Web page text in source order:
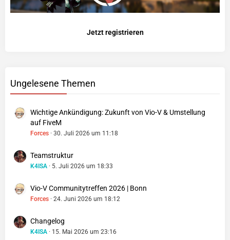
Jetzt registrieren
Ungelesene Themen
Wichtige Ankündigung: Zukunft von Vio-V & Umstellung
auf FiveM
Forces 30. Juli 2026 um 11:18
Teamstruktur
K4ISA 5. Juli 2026 um 18:33
Vio-V Communitytreffen 2026 | Bonn
Forces 24. Juni 2026 um 18:12
Changelog
K4ISA 15. Mai 2026 um 23:16